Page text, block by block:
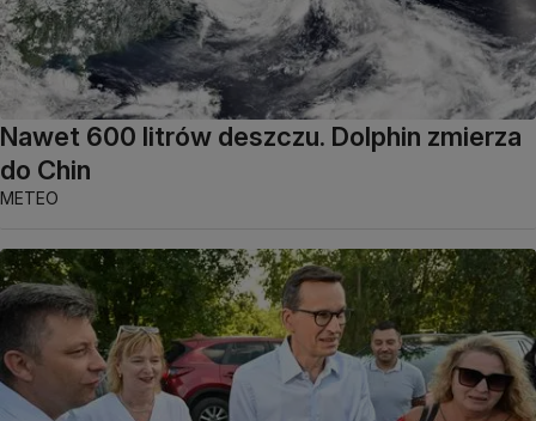
Nawet 600 litrów deszczu. Dolphin zmierza
do Chin
METEO